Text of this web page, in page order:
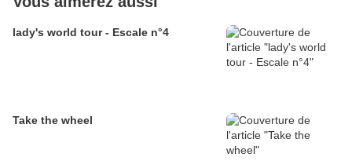
lady's world tour - Escale n°4
Take the wheel